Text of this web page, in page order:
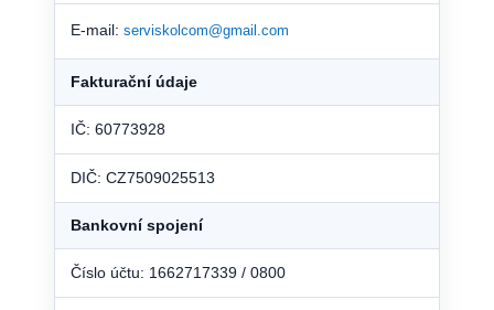
E-mail: serviskolcom@gmail.com
Fakturační údaje
IČ: 60773928
DIČ: CZ7509025513
Bankovní spojení
Číslo účtu: 1662717339 / 0800